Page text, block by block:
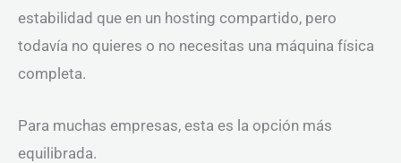
estabilidad que en un hosting compartido, pero
todavía no quieres o no necesitas una máquina física
completa.
Para muchas empresas, esta es la opción más
equilibrada.